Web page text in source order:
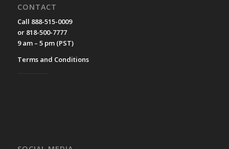
CONTACT
Call 888-515-0009
or 818-500-7777
9 am – 5 pm (PST)
Terms and Conditions